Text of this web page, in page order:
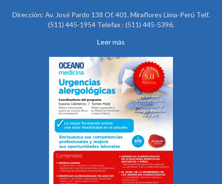
Dirección: Av. José Pardo 138 Of. 401. Miraflores Lima-Perú Telf.
(511) 445-1954 Telefax : (511) 445-5396.
Leer más